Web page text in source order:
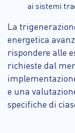
ai sistemi
La
energetica
rispondere alle
richieste dal
e una
specifiche di